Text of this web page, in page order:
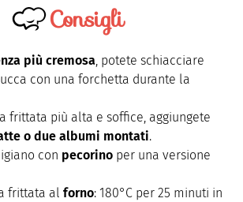
Consigli
più cremosa, potete schiacciare
con una forchetta durante la
frittata più alta e soffice, aggiungete
o due albumi montati.
con pecorino per una versione
frittata al forno: 180°C per 25 minuti in